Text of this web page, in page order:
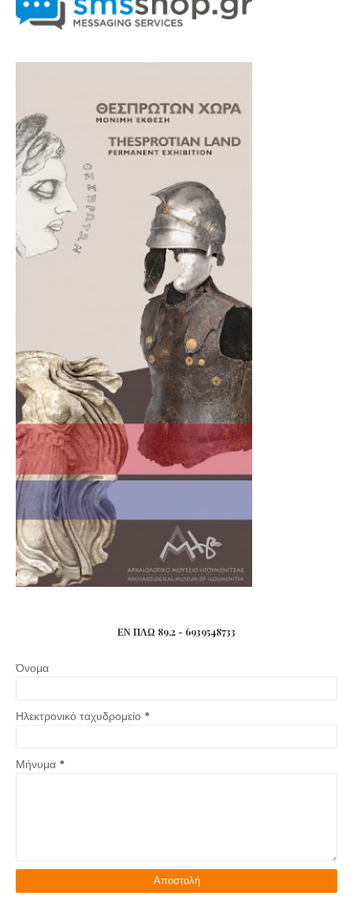
ΕΝ ΠΛΩ 89.2 - 6939548733
Όνομα
Ηλεκτρονικό ταχυδρομείο *
Μήνυμα *